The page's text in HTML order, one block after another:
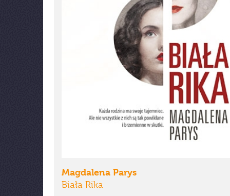
Magdalena Parys
Biała Rika